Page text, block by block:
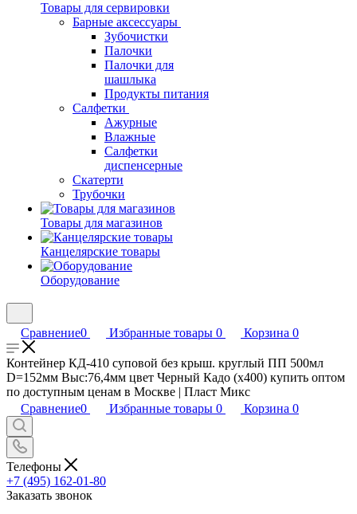
Товары для сервировки
Барные аксессуары
Зубочистки
Палочки
Палочки для
шашлыка
Продукты питания
Салфетки
Ажурные
Влажные
Салфетки
диспенсерные
Скатерти
Трубочки
Товары для магазинов
Канцелярские товары
Оборудование
Сравнение0 Избранные товары 0 Корзина 0
Контейнер КД-410 суповой без крыш. круглый ПП 500мл
D=152мм Выс:76,4мм цвет Черный Кадо (х400) купить оптом
по доступным ценам в Москве | Пласт Микс
Сравнение0 Избранные товары 0 Корзина 0
Телефоны
+7 (495) 162-01-80
Заказать звонок